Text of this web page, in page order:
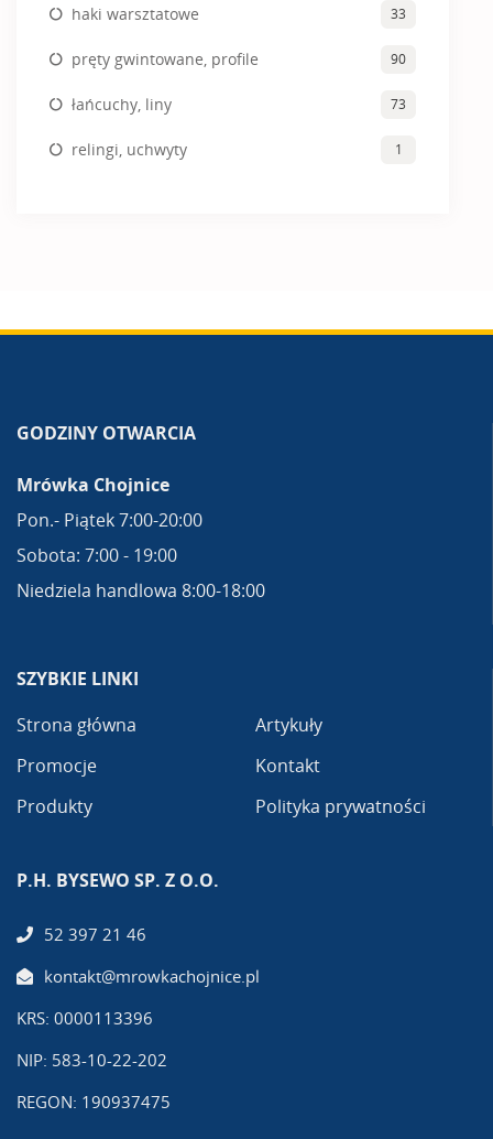
haki warsztatowe 33
pręty gwintowane, profile 90
łańcuchy, liny 73
relingi, uchwyty 1
GODZINY OTWARCIA
Mrówka Chojnice
Pon.- Piątek 7:00-20:00
Sobota: 7:00 - 19:00
Niedziela handlowa 8:00-18:00
SZYBKIE LINKI
Strona główna
Promocje
Produkty
Artykuły
Kontakt
Polityka prywatności
P.H. BYSEWO SP. Z O.O.
52 397 21 46
kontakt@mrowkachojnice.pl
KRS: 0000113396
NIP: 583-10-22-202
REGON: 190937475